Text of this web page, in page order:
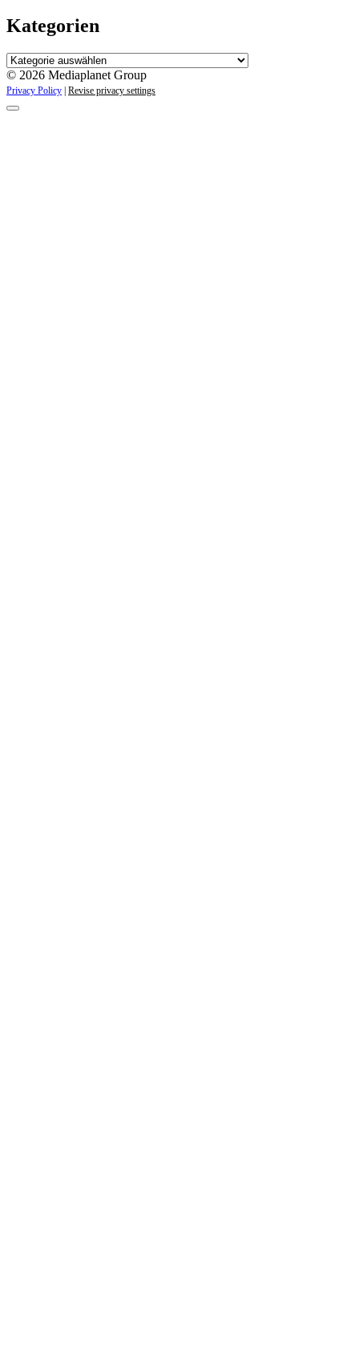
Kategorien
Kategorien
© 2026 Mediaplanet Group
Privacy Policy Revise privacy settings